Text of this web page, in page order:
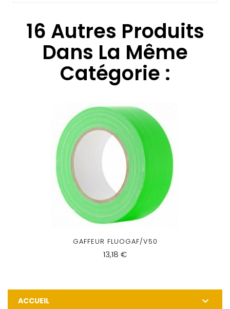
16 Autres Produits
Dans La Même
Catégorie :
GAFFEUR FLUOGAF/V50
13,18 €
ACCUEIL 